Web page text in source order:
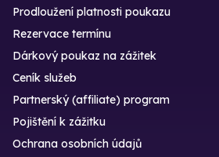
Prodloužení platnosti poukazu
Rezervace termínu
Dárkový poukaz na zážitek
Ceník služeb
Partnerský (affiliate) program
Pojištění k zážitku
Ochrana osobních údajů